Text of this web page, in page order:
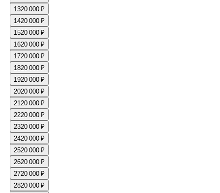
1320 000 ₽
1420 000 ₽
1520 000 ₽
1620 000 ₽
1720 000 ₽
1820 000 ₽
1920 000 ₽
2020 000 ₽
2120 000 ₽
2220 000 ₽
2320 000 ₽
2420 000 ₽
2520 000 ₽
2620 000 ₽
2720 000 ₽
2820 000 ₽